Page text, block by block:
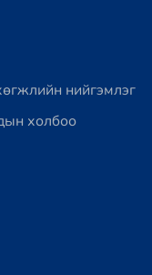
нийгэмлэг
холбоо